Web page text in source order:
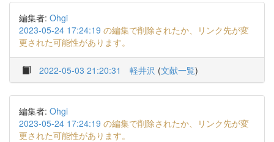
編集者: Ohgi
2023-05-24 17:24:19 の編集で削除されたか、リンク先が変
更された可能性があります。
2022-05-03 21:20:31 軽井沢 (文献一覧)
編集者: Ohgi
2023-05-24 17:24:19 の編集で削除されたか、リンク先が変
更された可能性があります。